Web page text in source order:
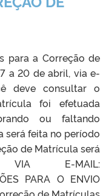
para a Correção de
a 20 de abril, via e-
deve consultar o
foi efetuada
ou faltando
será feita no período
de Matrícula será
VIA E-MAIL:
PARA O ENVIO
de Matrículas